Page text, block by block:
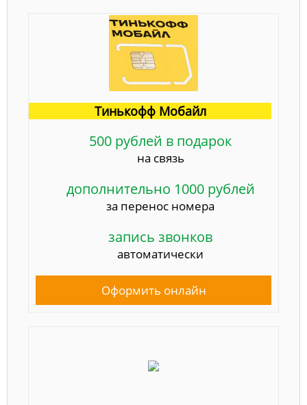
Тинькофф Мобайл
500 рублей в подарок
на связь
дополнительно 1000 рублей
за перенос номера
запись звонков
автоматически
Оформить онлайн